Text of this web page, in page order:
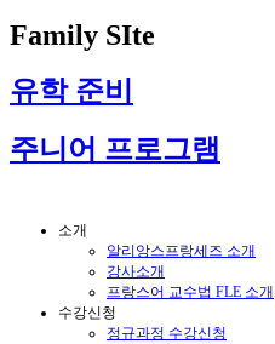
Family SIte
유학 준비
주니어 프로그램
소개
알리앙스프랑세즈 소개
강사소개
프랑스어 교수법 FLE 소개
수강신청
정규과정 수강신청